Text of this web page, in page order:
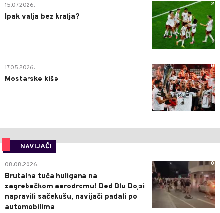
2
15.07.2026.
Ipak valja bez kralja?
0
17.05.2026.
Mostarske kiše
NAVIJAČI
0
08.08.2026.
Brutalna tuča huligana na
zagrebačkom aerodromu! Bed Blu Bojsi
napravili sačekušu, navijači padali po
automobilima